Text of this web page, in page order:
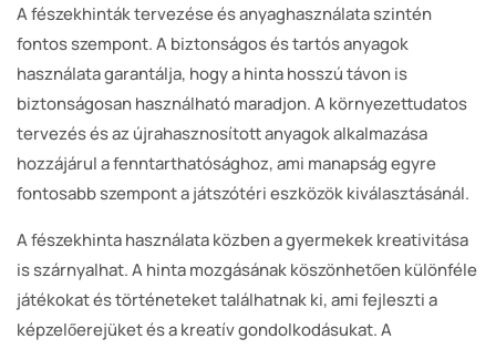
A fészekhinták tervezése és anyaghasználata szintén
fontos szempont. A biztonságos és tartós anyagok
használata garantálja, hogy a hinta hosszú távon is
biztonságosan használható maradjon. A környezettudatos
tervezés és az újrahasznosított anyagok alkalmazása
hozzájárul a fenntarthatósághoz, ami manapság egyre
fontosabb szempont a játszótéri eszközök kiválasztásánál.
A fészekhinta használata közben a gyermekek kreativitása
is szárnyalhat. A hinta mozgásának köszönhetően különféle
játékokat és történeteket találhatnak ki, ami fejleszti a
képzelőerejüket és a kreatív gondolkodásukat. A